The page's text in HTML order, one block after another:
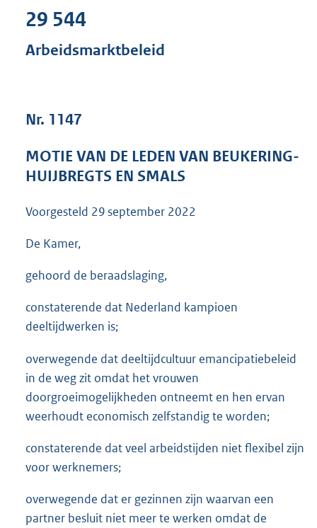
e
5
29 544
Arbeidsmarktbeleid
Nr. 1147
MOTIE VAN DE LEDEN VAN BEUKERING-
HUIJBREGTS EN SMALS
Voorgesteld 29 september 2022
De Kamer,
gehoord de beraadslaging,
constaterende dat Nederland kampioen
deeltijdwerken is;
overwegende dat deeltijdcultuur emancipatiebeleid
in de weg zit omdat het vrouwen
doorgroeimogelijkheden ontneemt en hen ervan
weerhoudt economisch zelfstandig te worden;
constaterende dat veel arbeidstijden niet flexibel zijn
voor werknemers;
overwegende dat er gezinnen zijn waarvan een
partner besluit niet meer te werken omdat de